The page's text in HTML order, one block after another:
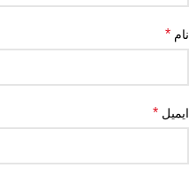
نام *
ایمیل *